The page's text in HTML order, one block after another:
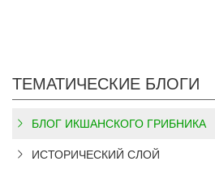
ТЕМАТИЧЕСКИЕ БЛОГИ
БЛОГ ИКШАНСКОГО ГРИБНИКА
ИСТОРИЧЕСКИЙ СЛОЙ